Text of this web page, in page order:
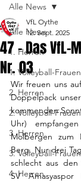
Alle News
1. Herren
1. Volleyball-Frauen
2. Herren
2. Volleyball-Frauen
3. Herren
3. Volleyball-Frauen
4. Herren
Alle News
47 - Das VfL-
Nr. 03
VfL Oythe
12. Sept. 2025
Wir freuen uns
Doppelpack
kommenden
Uhr)
Molbergen zum
Berg. Nur drei
schlecht aus den
SV